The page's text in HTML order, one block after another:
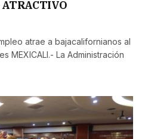
atrae a bajacalifornianos al
MEXICALI.- La Administración